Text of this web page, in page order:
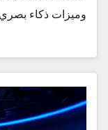
وميزات ذكاء